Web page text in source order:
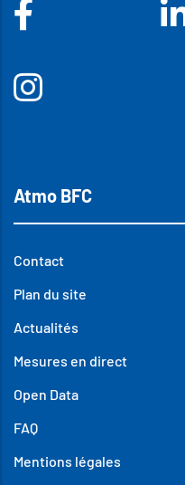
Atmo BFC
Contact
Plan du site
Actualités
Mesures en direct
Open Data
FAQ
Mentions légales